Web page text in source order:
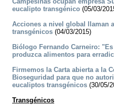
eucalipto transgénico (05/03/
Acciones a nivel global llaman
transgénicos (04/03/2015)
Biólogo Fernando Carneiro:
produzca alimentos para
Firmemos la Carta abierta a la
Bioseguridad para que no
eucaliptos transgénicos (30/05/
Transgénicos